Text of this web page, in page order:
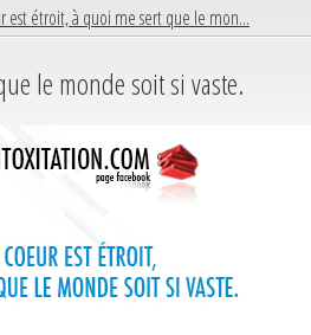
est étroit, à quoi me sert que le mon...
le monde soit si vaste.